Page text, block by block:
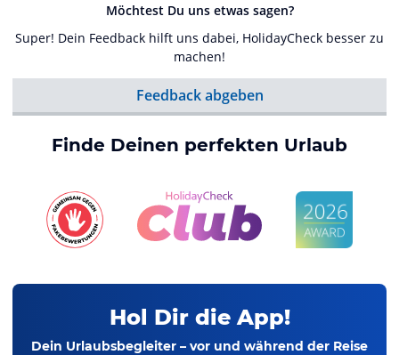
Möchtest Du uns etwas sagen?
Super! Dein Feedback hilft uns dabei, HolidayCheck besser zu
machen!
Feedback abgeben
Finde Deinen perfekten Urlaub
Hol Dir die App!
Dein Urlaubsbegleiter – vor und während der Reise